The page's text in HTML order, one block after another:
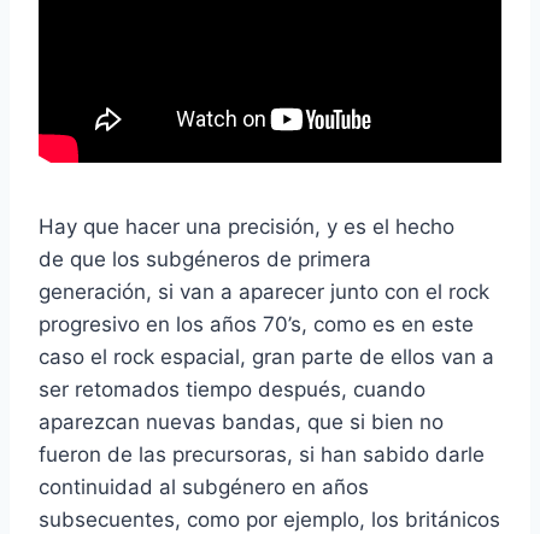
Hay que hacer una precisión, y es el hecho
de que los subgéneros de primera
generación, si van a aparecer junto con el rock
progresivo en los años 70’s, como es en este
caso el rock espacial, gran parte de ellos van a
ser retomados tiempo después, cuando
aparezcan nuevas bandas, que si bien no
fueron de las precursoras, si han sabido darle
continuidad al subgénero en años
subsecuentes, como por ejemplo, los británicos